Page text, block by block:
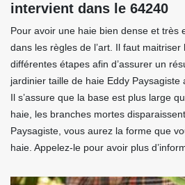
intervient dans le 64240
Pour avoir une haie bien dense et très
dans les règles de l’art. Il faut
différentes étapes afin d’assurer un
jardinier taille de haie Eddy Paysagiste
Il s’assure que la base est plus large
haie, les branches mortes
Paysagiste, vous aurez la forme que
haie. Appelez-le pour avoir plus